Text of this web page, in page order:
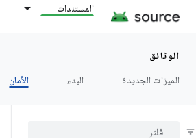
المستندات
الوثائق
الميزات الجديدة
البدء الأمان